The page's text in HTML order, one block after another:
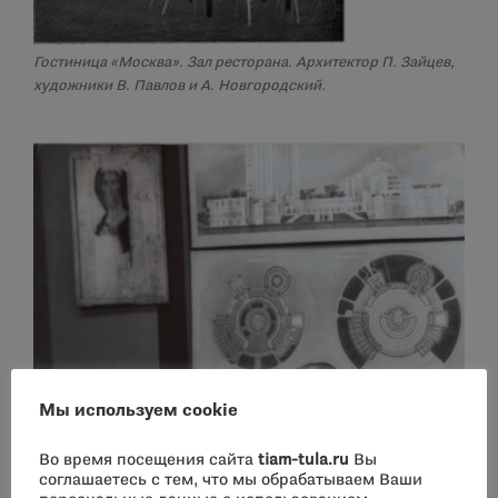
Гостиница «Москва». Зал ресторана. Архитектор П. Зайцев,
художники В. Павлов и А. Новгородский.
Мы используем cookie
Во время посещения сайта tiam-tula.ru Вы
соглашаетесь с тем, что мы обрабатываем Ваши